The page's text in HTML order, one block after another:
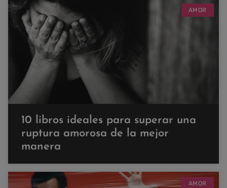
AMOR
10 libros ideales para superar una
ruptura amorosa de la mejor
manera
AMOR